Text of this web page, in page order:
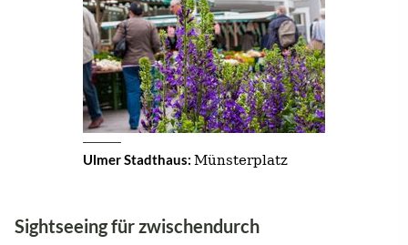
Ulmer Stadthaus: Münsterplatz
Sightseeing für zwischendurch